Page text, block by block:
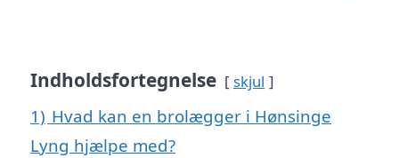
Indholdsfortegnelse skjul
1) Hvad kan en brolægger i Hønsinge
Lyng hjælpe med?